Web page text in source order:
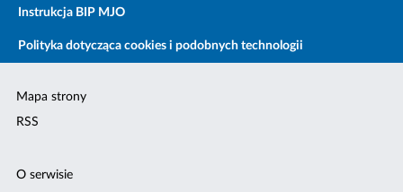
Instrukcja BIP MJO
Polityka dotycząca cookies i podobnych technologii
Mapa strony
RSS
O serwisie